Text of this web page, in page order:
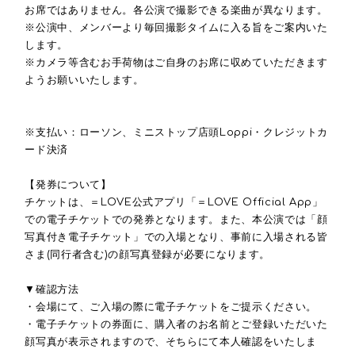
お席ではありません。各公演で撮影できる楽曲が異なります。
※公演中、メンバーより毎回撮影タイムに入る旨をご案内いた
します。
※カメラ等含むお手荷物はご自身のお席に収めていただきます
ようお願いいたします。
※支払い：ローソン、ミニストップ店頭 Loppi ・クレジットカ
ード決済
【発券について】
チケットは、＝ LOVE公式アプリ「＝ LOVE Official App 」
での電子チケットでの発券となります。また、本公演では「顔
写真付き電子チケット」での入場となり、事前に入場される皆
さま ( 同行者含む)の顔写真登録が必要になります。
▼確認方法
・会場にて、ご入場の際に電子チケットをご提示ください。
・電子チケットの券面に、購入者のお名前とご登録いただいた
顔写真が表示されますので、そちらにて本人確認をいたしま